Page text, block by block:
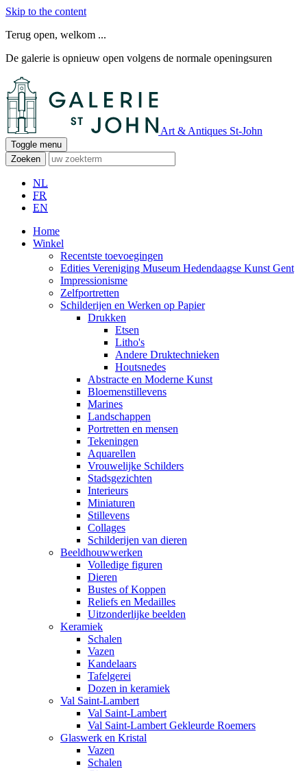
Skip to the content
Terug open, welkom ...
De galerie is opnieuw open volgens de normale openingsuren
Art & Antiques St-John
Toggle menu
Zoeken
NL
FR
EN
Home
Winkel
Recentste toevoegingen
Edities Vereniging Museum Hedendaagse Kunst Gent
Impressionisme
Zelfportretten
Schilderijen en Werken op Papier
Drukken
Etsen
Litho's
Andere Druktechnieken
Houtsnedes
Abstracte en Moderne Kunst
Bloemenstillevens
Marines
Landschappen
Portretten en mensen
Tekeningen
Aquarellen
Vrouwelijke Schilders
Stadsgezichten
Interieurs
Miniaturen
Stillevens
Collages
Schilderijen van dieren
Beeldhouwwerken
Volledige figuren
Dieren
Bustes of Koppen
Reliefs en Medailles
Uitzonderlijke beelden
Keramiek
Schalen
Vazen
Kandelaars
Tafelgerei
Dozen in keramiek
Val Saint-Lambert
Val Saint-Lambert
Val Saint-Lambert Gekleurde Roemers
Glaswerk en Kristal
Vazen
Schalen